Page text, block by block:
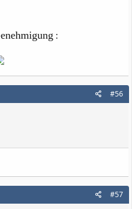
:
#56
#57